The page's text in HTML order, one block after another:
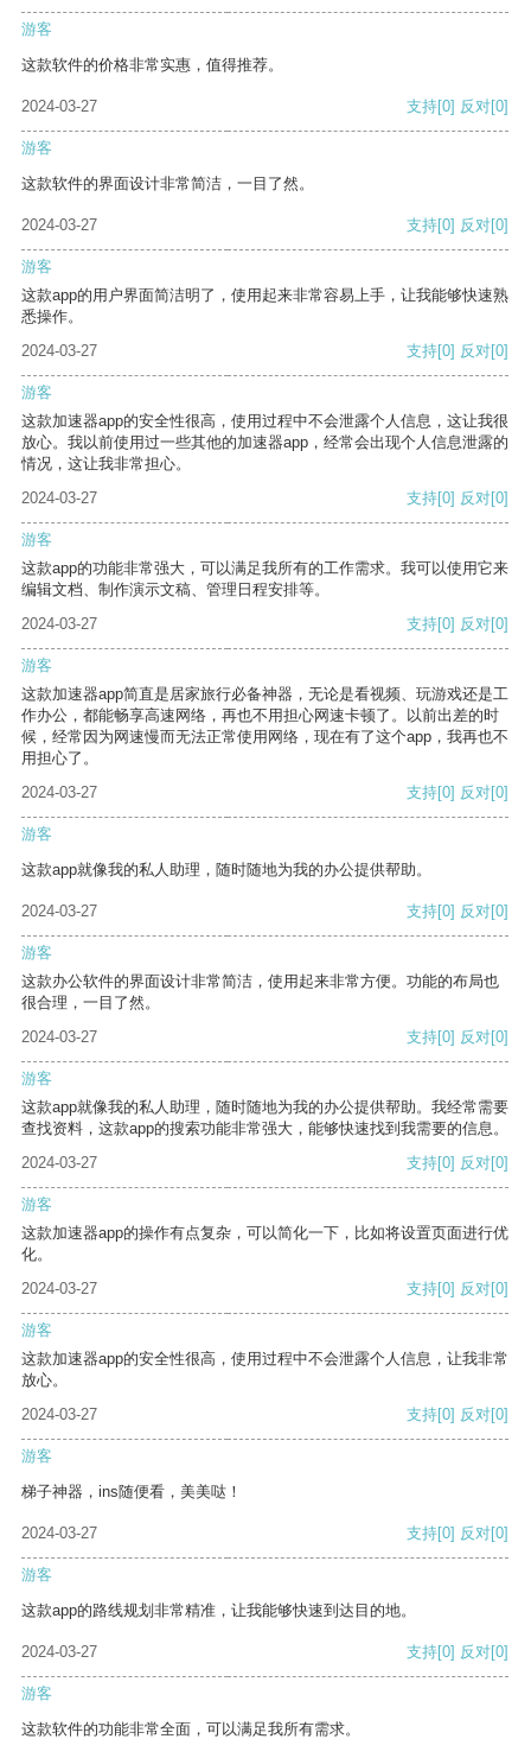
游客
这款软件的价格非常实惠，值得推荐。
2024-03-27 支持[0] 反对[0]
游客
这款软件的界面设计非常简洁，一目了然。
2024-03-27 支持[0] 反对[0]
游客
这款app的用户界面简洁明了，使用起来非常容易上手，让我能够快速熟
悉操作。
2024-03-27
支持[0] 反对[0]
游客
这款加速器app的安全性很高，使用过程中不会泄露个人信息，这让我很
放心。我以前使用过一些其他的加速器app，经常会出现个人信息泄露的
情况，这让我非常担心。
2024-03-27
支持[0] 反对[0]
游客
这款app的功能非常强大，可以满足我所有的工作需求。我可以使用它来
编辑文档、制作演示文稿、管理日程安排等。
2024-03-27
支持[0] 反对[0]
游客
这款加速器app简直是居家旅行必备神器，无论是看视频、玩游戏还是工
作办公，都能畅享高速网络，再也不用担心网速卡顿了。以前出差的时
候，经常因为网速慢而无法正常使用网络，现在有了这个app，我再也不
用担心了。
2024-03-27
支持[0] 反对[0]
游客
这款app就像我的私人助理，随时随地为我的办公提供帮助。
2024-03-27 支持[0] 反对[0]
游客
这款办公软件的界面设计非常简洁，使用起来非常方便。功能的布局也
很合理，一目了然。
2024-03-27
支持[0] 反对[0]
游客
这款app就像我的私人助理，随时随地为我的办公提供帮助。我经常需要
查找资料，这款app的搜索功能非常强大，能够快速找到我需要的信息。
2024-03-27
支持[0] 反对[0]
游客
这款加速器app的操作有点复杂，可以简化一下，比如将设置页面进行优
化。
2024-03-27
支持[0] 反对[0]
游客
这款加速器app的安全性很高，使用过程中不会泄露个人信息，让我非常
放心。
2024-03-27
支持[0] 反对[0]
游客
梯子神器，ins随便看，美美哒！
2024-03-27 支持[0] 反对[0]
游客
这款app的路线规划非常精准，让我能够快速到达目的地。
2024-03-27 支持[0] 反对[0]
游客
这款软件的功能非常全面，可以满足我所有需求。